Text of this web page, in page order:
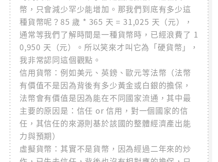
幣，只會減少罕少能增加。那我們到底有多少這
種貨幣呢？85 歲 * 365 天 = 31,025 天（元），
通常等我們了解時間是一種貨幣時，已經浪費了 1
0,950 天（元）。所以笑來才叫它為「硬貨幣」，
我非常認同這個觀點。
信用貨幣：例如美元、英鎊、歐元等法幣（法幣
有價值不是因為背後有多少黃金或白銀的擔保，
法幣會有價值是因為能在不同國家流通，其中最
主要的原因是：信任 or 信用，對一個國家的信
任，其信任的來源則基於該國的整體經濟產出能
力與預期）
虛擬貨幣：其實不是貨幣，因為經過二年來的炒